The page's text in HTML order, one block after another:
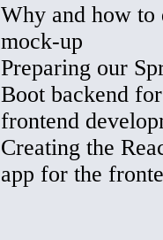
Why and how to
mock-up
Preparing our
Boot backend for
frontend
Creating the
app for the